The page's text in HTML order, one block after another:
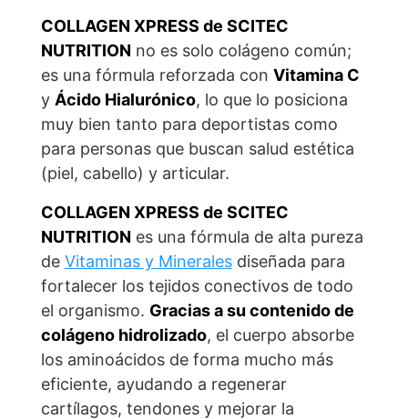
COLLAGEN XPRESS de SCITEC
NUTRITION no es solo colágeno común;
es una fórmula reforzada con Vitamina C
y Ácido Hialurónico, lo que lo posiciona
muy bien tanto para deportistas como
para personas que buscan salud estética
(piel, cabello) y articular.
COLLAGEN XPRESS de SCITEC
NUTRITION es una fórmula de alta pureza
de Vitaminas y Mineralesdiseñada para
fortalecer los tejidos conectivos de todo
el organismo. Gracias a su contenido de
colágeno hidrolizado, el cuerpo absorbe
los aminoácidos de forma mucho más
eficiente, ayudando a regenerar
cartílagos, tendones y mejorar la